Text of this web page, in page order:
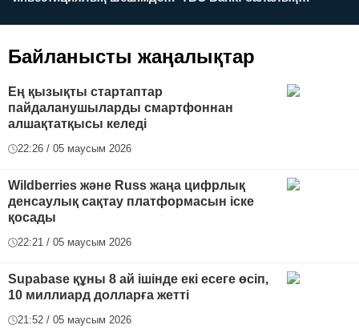
Байланысты жаңалықтар
Ең қызықты стартаптар
пайдаланушыларды смартфоннан
алшақтатқысы келеді
22:26 / 05 маусым 2026
Wildberries және Russ жаңа цифрлық
денсаулық сақтау платформасын іске
қосады
22:21 / 05 маусым 2026
Supabase құны 8 ай ішінде екі есеге өсіп,
10 миллиард долларға жетті
21:52 / 05 маусым 2026